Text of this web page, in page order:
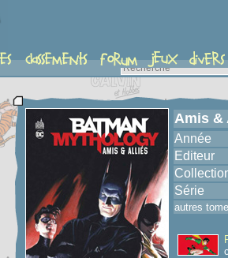
Amis &
Année
Editeur
Série
autres